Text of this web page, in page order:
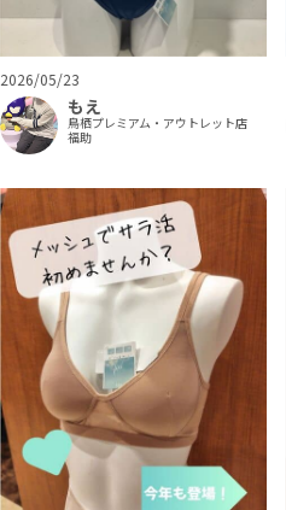
2026/05/23
もえ
鳥栖プレミアム・アウトレット店
福助